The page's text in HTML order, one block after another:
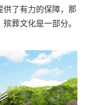
供了有力的保障，那
葬文化是一部分。